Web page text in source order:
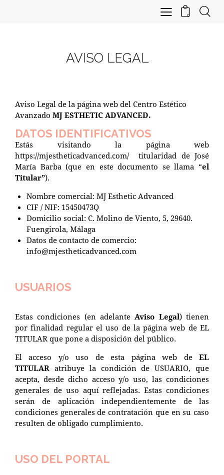
0
AVISO LEGAL
Aviso Legal de la página web del Centro Estético
Avanzado MJ ESTHETIC ADVANCED.
DATOS IDENTIFICATIVOS
Estás visitando la página web
https://mjestheticadvanced.com/titularidad de José
María Barba (que en este documento se llama “el
Titular”).
Nombre comercial: MJ Esthetic Advanced
CIF / NIF: 15450473Q
Domicilio social: C. Molino de Viento, 5, 29640.
Fuengirola, Málaga
Datos de contacto de comercio:
info@mjestheticadvanced.com
USUARIOS
Estas condiciones (en adelante Aviso Legal) tienen
por finalidad regular el uso de la página web de EL
TITULAR que pone a disposición del público.
El acceso y/o uso de esta página web de EL
TITULAR atribuye la condición de USUARIO, que
acepta, desde dicho acceso y/o uso, las condiciones
generales de uso aquí reflejadas. Estas condiciones
serán de aplicación independientemente de las
condiciones generales de contratación que en su caso
resulten de obligado cumplimiento.
USO DEL PORTAL